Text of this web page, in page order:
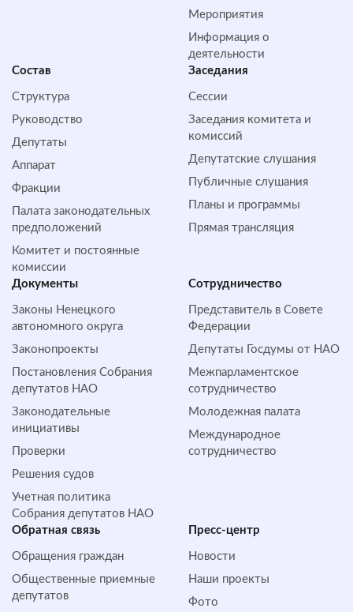
Мероприятия
Информация о
деятельности
Состав
Структура
Руководство
Депутаты
Аппарат
Фракции
Палата законодательных
предположений
Комитет и постоянные
комиссии
Заседания
Сессии
Заседания комитета и
комиссий
Депутатские слушания
Публичные слушания
Планы и программы
Прямая трансляция
Документы
Законы Ненецкого
автономного округа
Законопроекты
Постановления Собрания
депутатов НАО
Законодательные
инициативы
Проверки
Решения судов
Учетная политика
Собрания депутатов НАО
Сотрудничество
Представитель в Совете
Федерации
Депутаты Госдумы от НАО
Межпарламентское
сотрудничество
Молодежная палата
Международное
сотрудничество
Обратная cвязь
Обращения граждан
Общественные приемные
депутатов
Пресс-центр
Новости
Наши проекты
Фото